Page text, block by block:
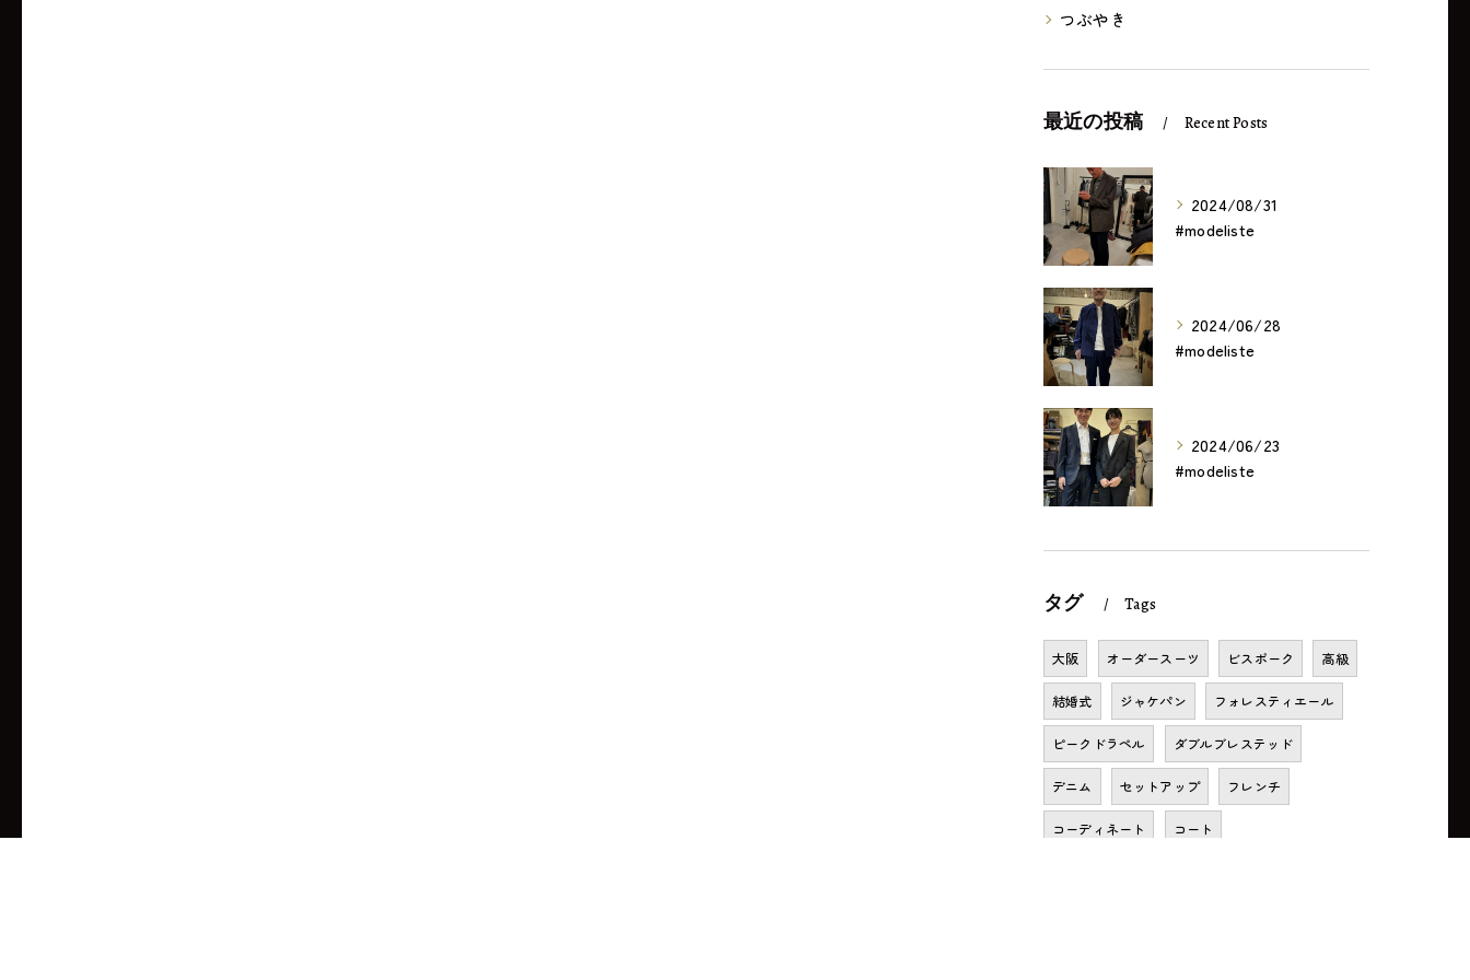
つぶやき
最近の投稿 Recent Posts
2024/08/31
#modeliste
2024/06/28
#modeliste
2024/06/23
#modeliste
タグ Tags
大阪 オーダースーツ ビスポーク 高級
結婚式 ジャケパン フォレスティエール
ピークドラペル ダブルブレステッド
デニム セットアップ フレンチ
コーディネート コート